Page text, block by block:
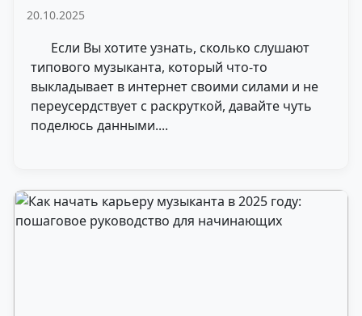
20.10.2025
Если Вы хотите узнать, сколько слушают
типового музыканта, который что-то
выкладывает в интернет своими силами и не
переусердствует с раскруткой, давайте чуть
поделюсь данными....